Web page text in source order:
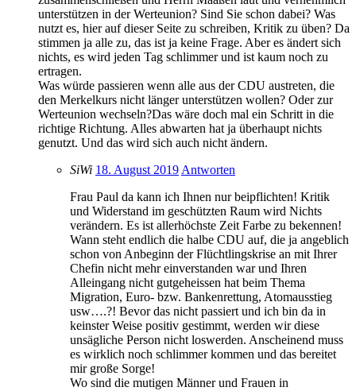
unterstützen in der Werteunion? Sind Sie schon dabei? Was
nutzt es, hier auf dieser Seite zu schreiben, Kritik zu üben? Da
stimmen ja alle zu, das ist ja keine Frage. Aber es ändert sich
nichts, es wird jeden Tag schlimmer und ist kaum noch zu
ertragen.
Was würde passieren wenn alle aus der CDU austreten, die
den Merkelkurs nicht länger unterstützen wollen? Oder zur
Werteunion wechseln?Das wäre doch mal ein Schritt in die
richtige Richtung. Alles abwarten hat ja überhaupt nichts
genutzt. Und das wird sich auch nicht ändern.
SiWi 18. August 2019 Antworten
Frau Paul da kann ich Ihnen nur beipflichten! Kritik
und Widerstand im geschützten Raum wird Nichts
verändern. Es ist allerhöchste Zeit Farbe zu bekennen!
Wann steht endlich die halbe CDU auf, die ja angeblich
schon von Anbeginn der Flüchtlingskrise an mit Ihrer
Chefin nicht mehr einverstanden war und Ihren
Alleingang nicht gutgeheissen hat beim Thema
Migration, Euro- bzw. Bankenrettung, Atomausstieg
usw….?! Bevor das nicht passiert und ich bin da in
keinster Weise positiv gestimmt, werden wir diese
unsägliche Person nicht loswerden. Anscheinend muss
es wirklich noch schlimmer kommen und das bereitet
mir große Sorge!
Wo sind die mutigen Männer und Frauen in